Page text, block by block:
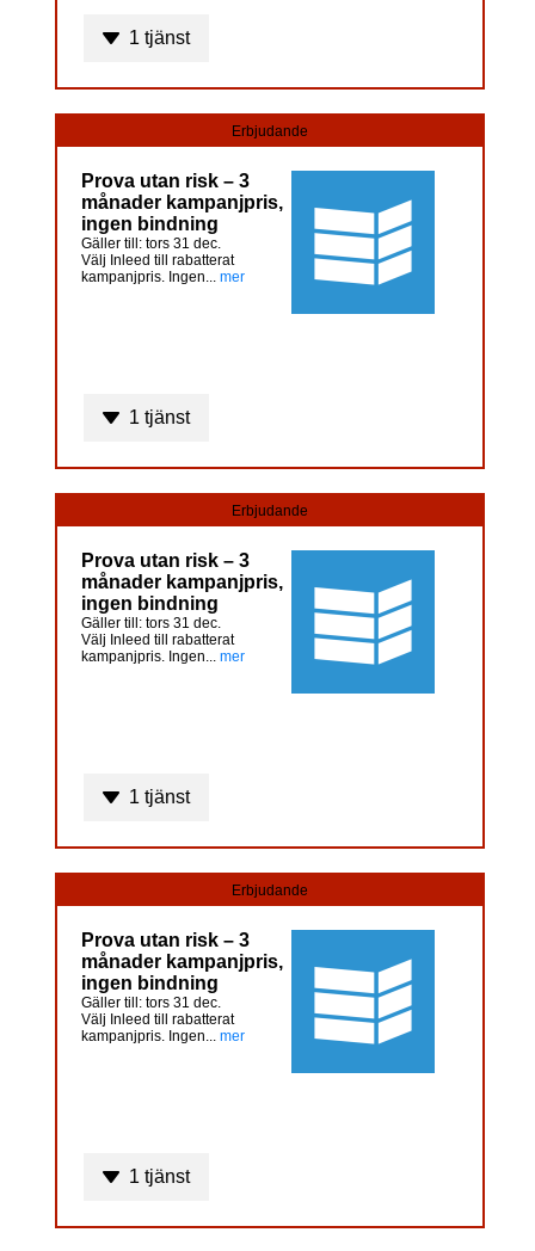
1 tjänst
Erbjudande
Prova utan risk – 3
månader kampanjpris,
ingen bindning
Gäller till: tors 31 dec.
Välj Inleed till rabatterat
kampanjpris. Ingen... mer
1 tjänst
Erbjudande
Prova utan risk – 3
månader kampanjpris,
ingen bindning
Gäller till: tors 31 dec.
Välj Inleed till rabatterat
kampanjpris. Ingen... mer
1 tjänst
Erbjudande
Prova utan risk – 3
månader kampanjpris,
ingen bindning
Gäller till: tors 31 dec.
Välj Inleed till rabatterat
kampanjpris. Ingen... mer
1 tjänst